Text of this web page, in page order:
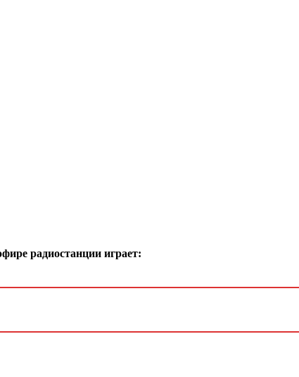
радиостанции играет: